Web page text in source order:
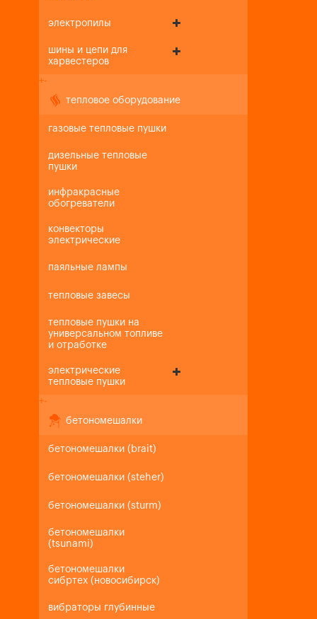
электропилы
шины и цепи для
харвестеров
+-
тепловое оборудование
газовые тепловые пушки
дизельные тепловые
пушки
инфракрасные
обогреватели
конвекторы
электрические
паяльные лампы
тепловые завесы
тепловые пушки на
универсальном топливе
и отработке
электрические
тепловые пушки
+-
бетономешалки
бетономешалки (brait)
бетономешалки (steher)
бетономешалки (sturm)
бетономешалки
(tsunami)
бетономешалки
сибртех (новосибирск)
вибраторы глубинные